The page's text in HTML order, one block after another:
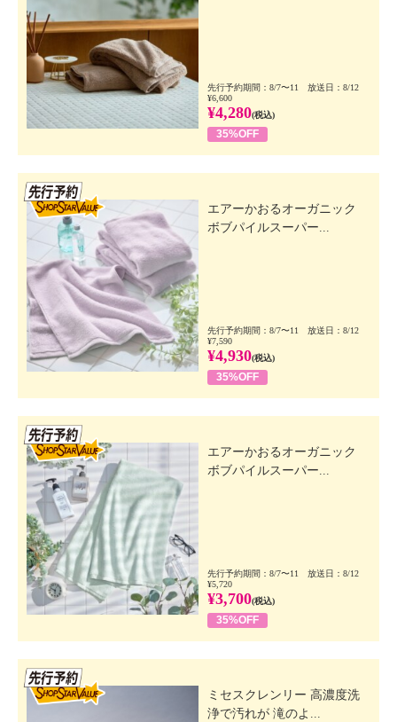
先行予約期間：8/7〜11 放送日：8/12
¥6,600
¥4,280(税込)
35%OFF
エアーかおるオーガニック
ボブパイルスーパー...
先行予約期間：8/7〜11 放送日：8/12
¥7,590
¥4,930(税込)
35%OFF
エアーかおるオーガニック
ボブパイルスーパー...
先行予約期間：8/7〜11 放送日：8/12
¥5,720
¥3,700(税込)
35%OFF
ミセスクレンリー 高濃度洗
浄で汚れが 滝のよ...